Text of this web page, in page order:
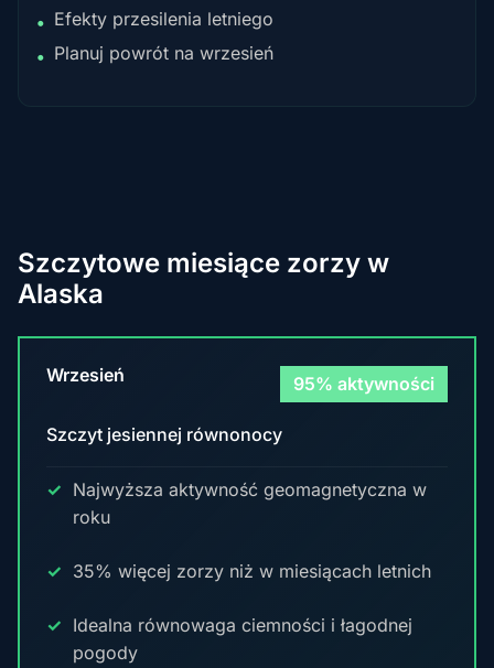
• Efekty przesilenia letniego
• Planuj powrót na wrzesień
Szczytowe miesiące zorzy w
Alaska
Wrzesień 95% aktywności
Szczyt jesiennej równonocy
Najwyższa aktywność geomagnetyczna w
roku
35% więcej zorzy niż w miesiącach letnich
Idealna równowaga ciemności i łagodnej
pogody